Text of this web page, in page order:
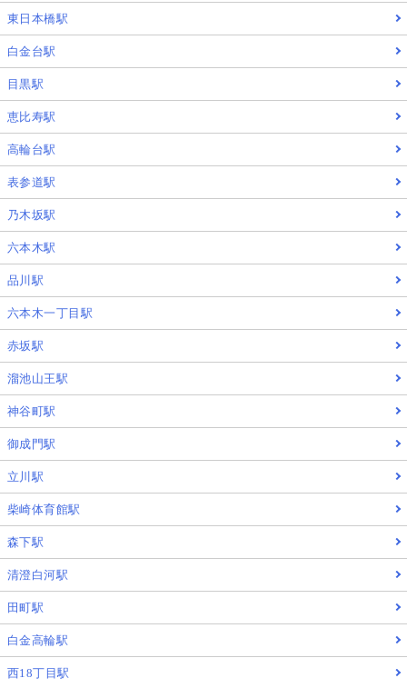
東日本橋駅
白金台駅
目黒駅
恵比寿駅
高輪台駅
表参道駅
乃木坂駅
六本木駅
品川駅
六本木一丁目駅
赤坂駅
溜池山王駅
神谷町駅
御成門駅
立川駅
柴崎体育館駅
森下駅
清澄白河駅
田町駅
白金高輪駅
西18丁目駅